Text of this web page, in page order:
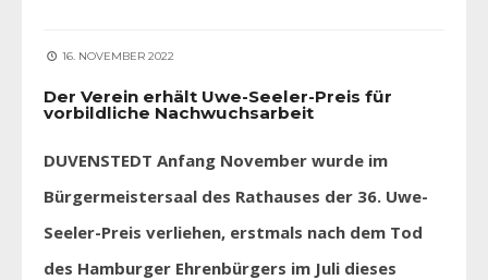
16. NOVEMBER 2022
Der Verein erhält Uwe-Seeler-Preis für
vorbildliche Nachwuchsarbeit
DUVENSTEDT Anfang November wurde im
Bürgermeistersaal des Rathauses der 36. Uwe-
Seeler-Preis verliehen, erstmals nach dem Tod
des Hamburger Ehrenbürgers im Juli dieses